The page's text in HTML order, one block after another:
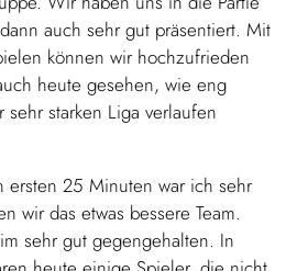
auch sehr gut präsentiert. Mit
können wir hochzufrieden
heute gesehen, wie eng
starken Liga verlaufen
ersten 25 Minuten war ich sehr
wir das etwas bessere Team.
sehr gut gegengehalten. In